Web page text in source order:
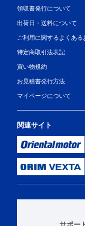
領収書発行について
出荷日・送料について
ご利用に関するよくある
特定商取引法表記
買い物規約
お見積書発行方法
マイページについて
関連サイト